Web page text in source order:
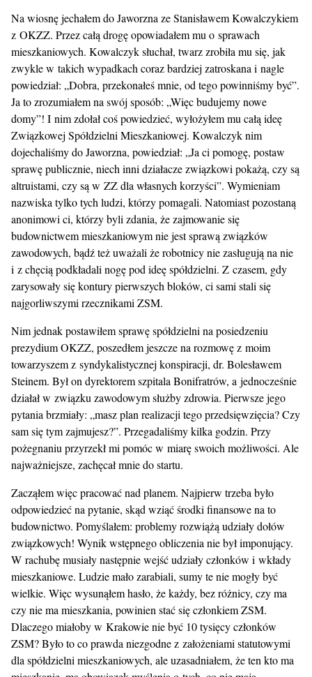
Na wiosnę jechałem do Jaworzna ze Stanisławem Kowalczykiem
z OKZZ. Przez całą drogę opowiadałem mu o sprawach
mieszkaniowych. Kowalczyk słuchał, twarz zrobiła mu się, jak
zwykle w takich wypadkach coraz bardziej zatroskana i nagle
powiedział: „Dobra, przekonałeś mnie, od tego powinniśmy być”.
Ja to zrozumiałem na swój sposób: „Więc budujemy nowe
domy”! I nim zdołał coś powiedzieć, wyłożyłem mu całą ideę
Związkowej Spółdzielni Mieszkaniowej. Kowalczyk nim
dojechaliśmy do Jaworzna, powiedział: „Ja ci pomogę, postaw
sprawę publicznie, niech inni działacze związkowi pokażą, czy są
altruistami, czy są w ZZ dla własnych korzyści”. Wymieniam
nazwiska tylko tych ludzi, którzy pomagali. Natomiast pozostaną
anonimowi ci, którzy byli zdania, że zajmowanie się
budownictwem mieszkaniowym nie jest sprawą związków
zawodowych, bądź też uważali że robotnicy nie zasługują na nie
i z chęcią podkładali nogę pod ideę spółdzielni. Z czasem, gdy
zarysowały się kontury pierwszych bloków, ci sami stali się
najgorliwszymi rzecznikami ZSM.
Nim jednak postawiłem sprawę spółdzielni na posiedzeniu
prezydium OKZZ, poszedłem jeszcze na rozmowę z moim
towarzyszem z syndykalistycznej konspiracji, dr. Bolesławem
Steinem. Był on dyrektorem szpitala Bonifratrów, a jednocześnie
działał w związku zawodowym służby zdrowia. Pierwsze jego
pytania brzmiały: „masz plan realizacji tego przedsięwzięcia? Czy
sam się tym zajmujesz?”. Przegadaliśmy kilka godzin. Przy
pożegnaniu przyrzekł mi pomóc w miarę swoich możliwości. Ale
najważniejsze, zachęcał mnie do startu.
Zacząłem więc pracować nad planem. Najpierw trzeba było
odpowiedzieć na pytanie, skąd wziąć środki finansowe na to
budownictwo. Pomyślałem: problemy rozwiążą udziały dołów
związkowych! Wynik wstępnego obliczenia nie był imponujący.
W rachubę musiały następnie wejść udziały członków i wkłady
mieszkaniowe. Ludzie mało zarabiali, sumy te nie mogły być
wielkie. Więc wysunąłem hasło, że każdy, bez różnicy, czy ma
czy nie ma mieszkania, powinien stać się członkiem ZSM.
Dlaczego miałoby w Krakowie nie być 10 tysięcy członków
ZSM? Było to co prawda niezgodne z założeniami statutowymi
dla spółdzielni mieszkaniowych, ale uzasadniałem, że ten kto ma